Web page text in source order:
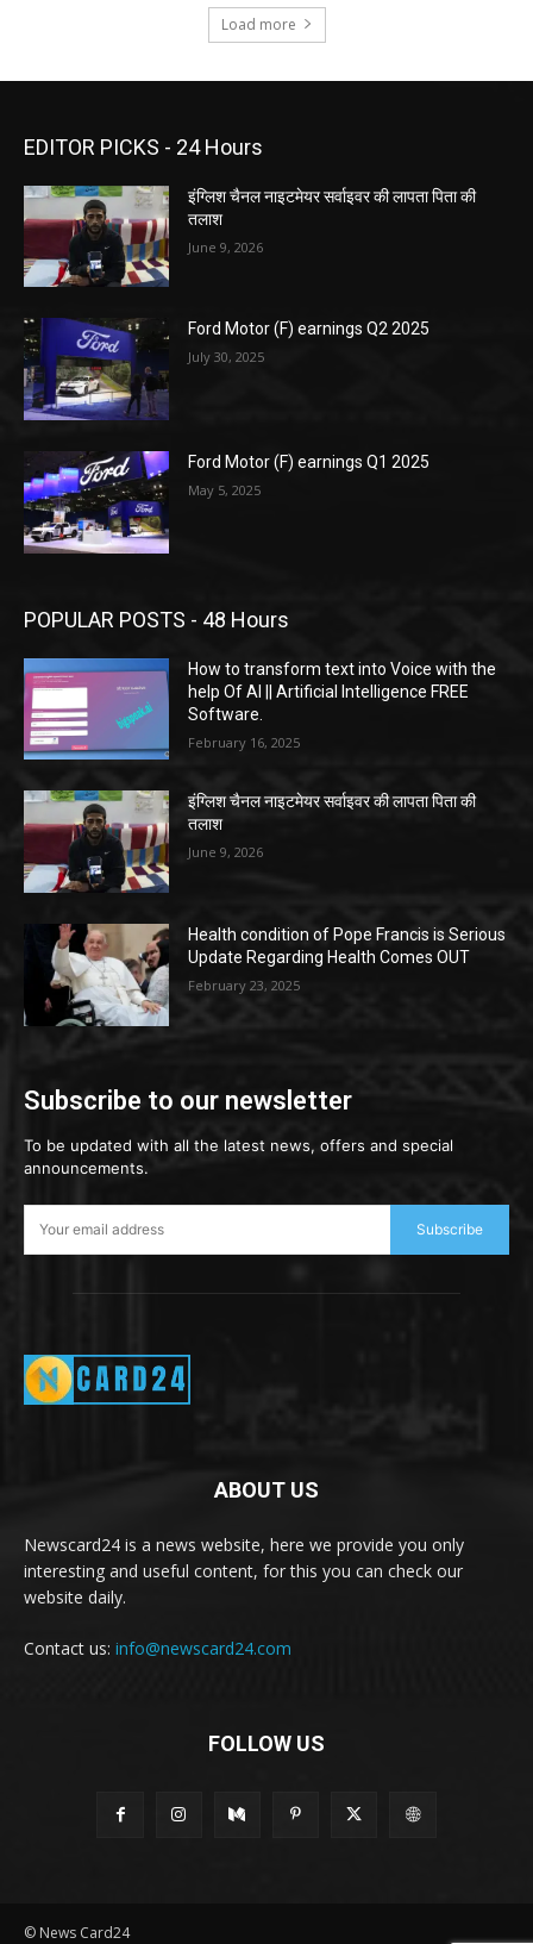
Load more
EDITOR PICKS - 24 Hours
इंग्लिश चैनल नाइटमेयर सर्वाइवर की लापता पिता की
तलाश
June 9, 2026
Ford Motor (F) earnings Q2 2025
July 30, 2025
Ford Motor (F) earnings Q1 2025
May 5, 2025
POPULAR POSTS - 48 Hours
How to transform text into Voice with the
help Of AI || Artificial Intelligence FREE
Software.
February 16, 2025
इंग्लिश चैनल नाइटमेयर सर्वाइवर की लापता पिता की
तलाश
June 9, 2026
Health condition of Pope Francis is Serious
Update Regarding Health Comes OUT
February 23, 2025
Subscribe to our newsletter
To be updated with all the latest news, offers and special
announcements.
Subscribe
ABOUT US
Newscard24 is a news website, here we provide you only
interesting and useful content, for this you can check our
website daily.
Contact us: info@newscard24.com
FOLLOW US
© News Card24